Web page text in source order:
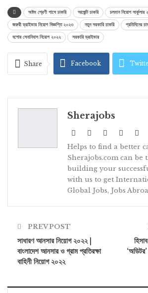
অষ্টম শ্রেণী পাসে চাকরি আর্জেন্ট চাকরি
চলমান নিয়োগ সার্কুলার
জরুরী ড্রাইভার নিয়োগ বিজ্ঞপ্তি ২০২৩
নতুন সরকারি চাকরি
প্রতিদিনের
যশোর সেনানিবাস নিয়োগ ২০২২
সরকারি ড্রাইভার
Share Facebook
Sherajobs
Helps to find a better
Sherajobs.com can be
building your
with us to get
Global Jobs, Jobs
PREV POST
সাধারণ আনসার নিয়োগ ২০২২ |
বাংলাদেশ আনসার ও গ্রাম প্রতিরক্ষা
বাহিনী নিয়োগ ২০২২